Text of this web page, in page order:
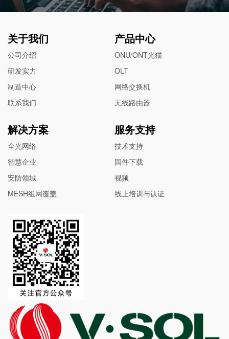
关于我们
公司介绍
研发实力
制造中心
联系我们
产品中心
ONU/ONT光猫
OLT
网络交换机
无线路由器
解决方案
全光网络
智慧企业
安防领域
MESH组网覆盖
服务支持
技术支持
固件下载
视频
线上培训与认证